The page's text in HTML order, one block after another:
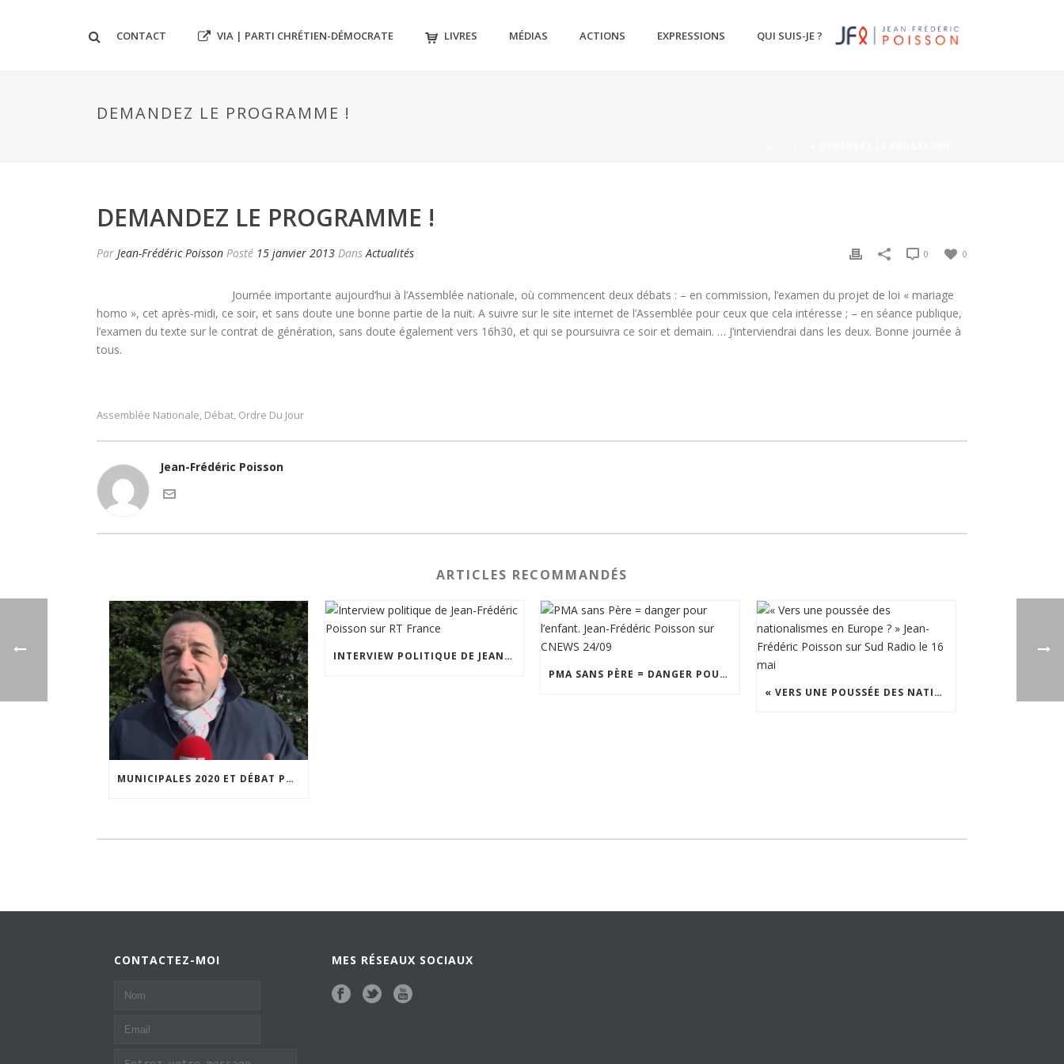
QUI SUIS-JE ?
EXPRESSIONS
ACTIONS
MÉDIAS
LIVRES
VIA | PARTI CHRÉTIEN-DÉMOCRATE
CONTACT
DEMANDEZ LE PROGRAMME !
DEMANDEZ LE PROGRAMME !
Par Jean-Frédéric Poisson Posté 15 janvier 2013 DansActualités 0
0
Journée importante aujourd’hui à l’Assemblée nationale, où commencent deux débats : – en commission, l’examen du projet de loi « mariage
homo », cet après-midi, ce soir, et sans doute une bonne partie de la nuit. A suivre sur le site internet de l’Assemblée pour ceux que cela intéresse ; – en séance publique,
l’examen du texte sur le contrat de génération, sans doute également vers 16h30, et qui se poursuivra ce soir et demain. … J’interviendrai dans les deux. Bonne journée à
tous.
Assemblée Nationale, Débat, Ordre Du Jour
Jean-Frédéric Poisson
ARTICLES RECOMMANDÉS
MUNICIPALES 2020 ET DÉBAT PUBLIC : JEAN-FRÉDÉRIC POISSON INTERROGÉ PAR BOULEVARD VOLTAIRE
INTERVIEW POLITIQUE DE JEAN-FRÉDÉRIC POISSON SUR RT FRANCE
PMA SANS PÈRE = DANGER POUR L’ENFANT. JEAN-FRÉDÉRIC POISSON SUR CNEWS 24/09
« VERS UNE POUSSÉE DES NATIONALISMES EN EUROPE ? » JEAN-FRÉDÉRIC POISSON SUR SUD RADIO LE 16 MAI
CONTACTEZ-MOI MES RÉSEAUX SOCIAUX